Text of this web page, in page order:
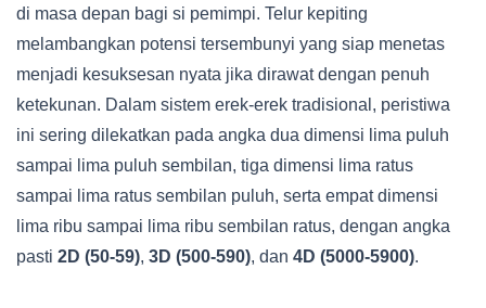
di masa depan bagi si pemimpi. Telur kepiting
melambangkan potensi tersembunyi yang siap menetas
menjadi kesuksesan nyata jika dirawat dengan penuh
ketekunan. Dalam sistem erek-erek tradisional, peristiwa
ini sering dilekatkan pada angka dua dimensi lima puluh
sampai lima puluh sembilan, tiga dimensi lima ratus
sampai lima ratus sembilan puluh, serta empat dimensi
lima ribu sampai lima ribu sembilan ratus, dengan angka
pasti 2D (50-59), 3D (500-590), dan 4D (5000-5900).